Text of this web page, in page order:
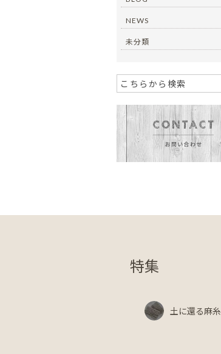
NEWS
未分類
特集
土に還る麻糸